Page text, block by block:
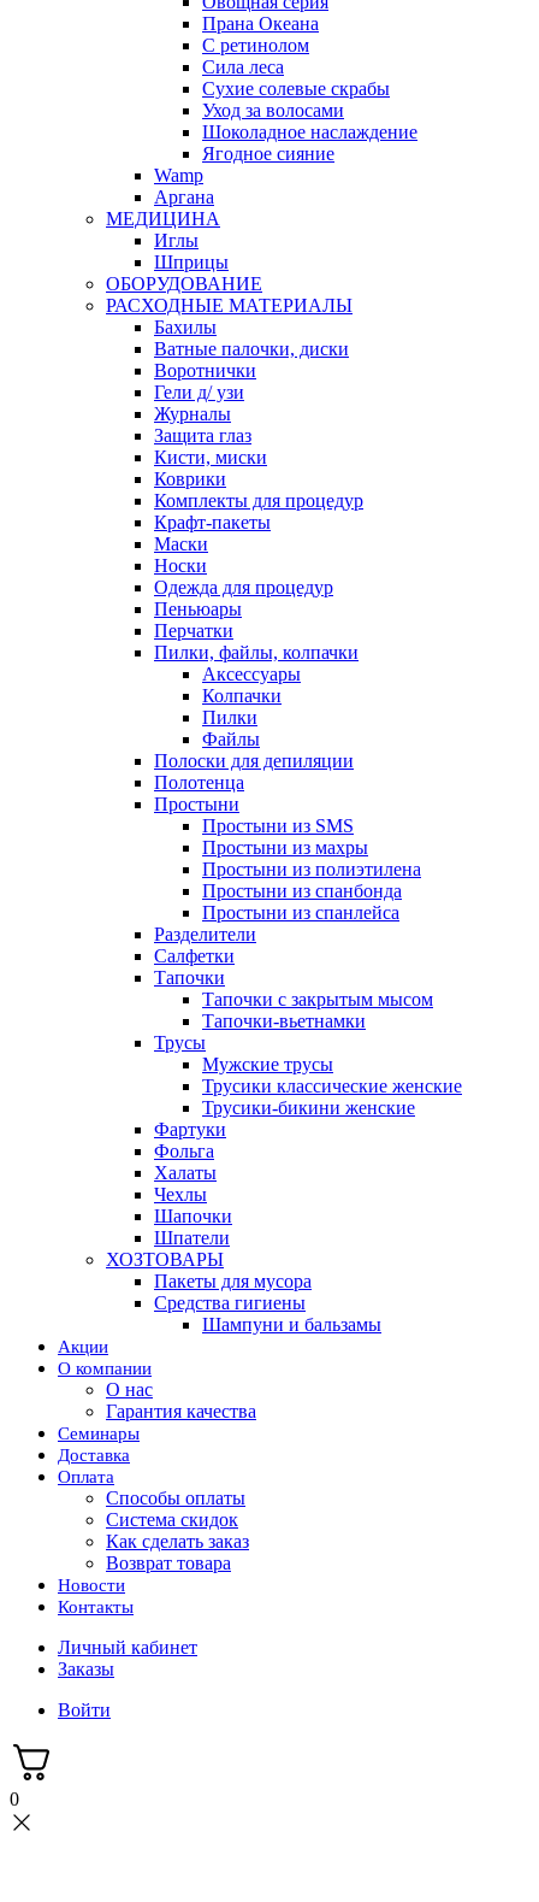
Прана Океана
С ретинолом
Сила леса
Сухие солевые скрабы
Уход за волосами
Шоколадное наслаждение
Ягодное сияние
Wamp
Аргана
МЕДИЦИНА
Иглы
Шприцы
ОБОРУДОВАНИЕ
РАСХОДНЫЕ МАТЕРИАЛЫ
Бахилы
Ватные палочки, диски
Воротнички
Гели д/ узи
Журналы
Защита глаз
Кисти, миски
Коврики
Комплекты для процедур
Крафт-пакеты
Маски
Носки
Одежда для процедур
Пеньюары
Перчатки
Пилки, файлы, колпачки
Аксессуары
Колпачки
Пилки
Файлы
Полоски для депиляции
Полотенца
Простыни
Простыни из SMS
Простыни из махры
Простыни из полиэтилена
Простыни из спанбонда
Простыни из спанлейса
Разделители
Салфетки
Тапочки
Тапочки с закрытым мысом
Тапочки-вьетнамки
Трусы
Мужские трусы
Трусики классические женские
Трусики-бикини женские
Фартуки
Фольга
Халаты
Чехлы
Шапочки
Шпатели
ХОЗТОВАРЫ
Пакеты для мусора
Средства гигиены
Шампуни и бальзамы
Акции
О компании
О нас
Гарантия качества
Семинары
Доставка
Оплата
Способы оплаты
Система скидок
Как сделать заказ
Возврат товара
Новости
Контакты
Личный кабинет
Заказы
Войти
0